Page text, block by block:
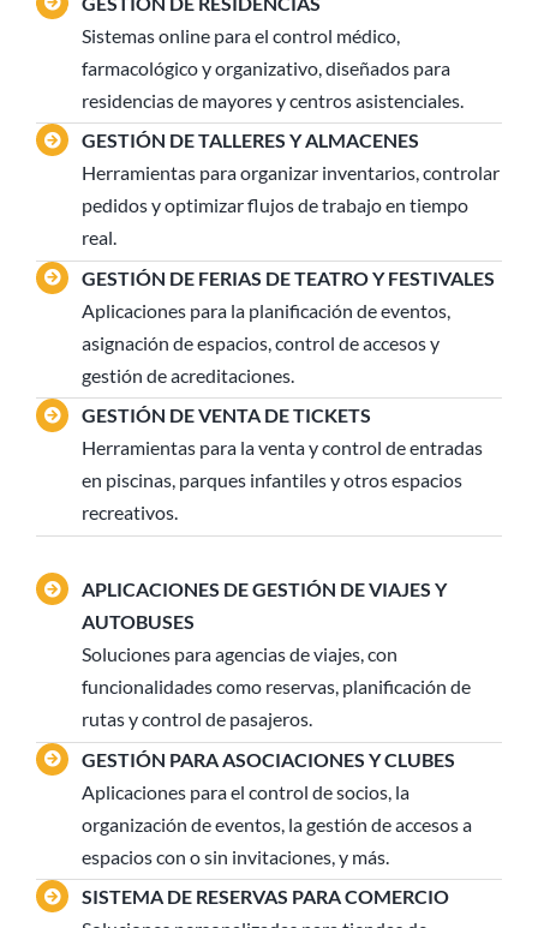
Sistemas online para el control médico,
farmacológico y organizativo, diseñados para
residencias de mayores y centros asistenciales.
GESTIÓN DE TALLERES Y ALMACENES
Herramientas para organizar inventarios, controlar
pedidos y optimizar flujos de trabajo en tiempo
real.
GESTIÓN DE FERIAS DE TEATRO Y FESTIVALES
Aplicaciones para la planificación de eventos,
asignación de espacios, control de accesos y
gestión de acreditaciones.
GESTIÓN DE VENTA DE TICKETS
Herramientas para la venta y control de entradas
en piscinas, parques infantiles y otros espacios
recreativos.
APLICACIONES DE GESTIÓN DE VIAJES Y
AUTOBUSES
Soluciones para agencias de viajes, con
funcionalidades como reservas, planificación de
rutas y control de pasajeros.
GESTIÓN PARA ASOCIACIONES Y CLUBES
Aplicaciones para el control de socios, la
organización de eventos, la gestión de accesos a
espacios con o sin invitaciones, y más.
SISTEMA DE RESERVAS PARA COMERCIO